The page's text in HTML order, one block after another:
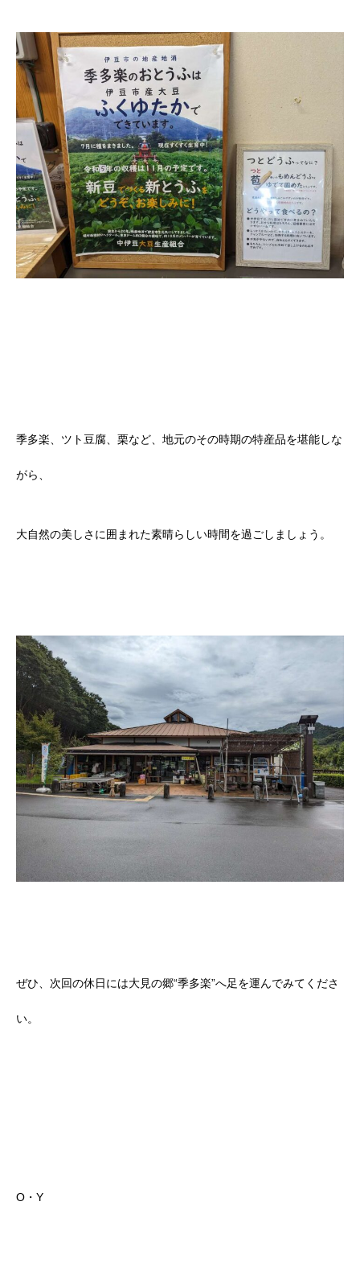
季多楽、ツト豆腐、栗など、地元のその時期の特産品を堪能しな
がら、
大自然の美しさに囲まれた素晴らしい時間を過ごしましょう。
ぜひ、次回の休日には大見の郷“季多楽”へ足を運んでみてくださ
い。
O・Y